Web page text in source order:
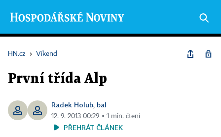
HN.cz › Víkend
První třída Alp
Radek Holub, bal
12. 9. 2013 00:29 ▪ 1 min. čtení
PŘEHRÁT ČLÁNEK